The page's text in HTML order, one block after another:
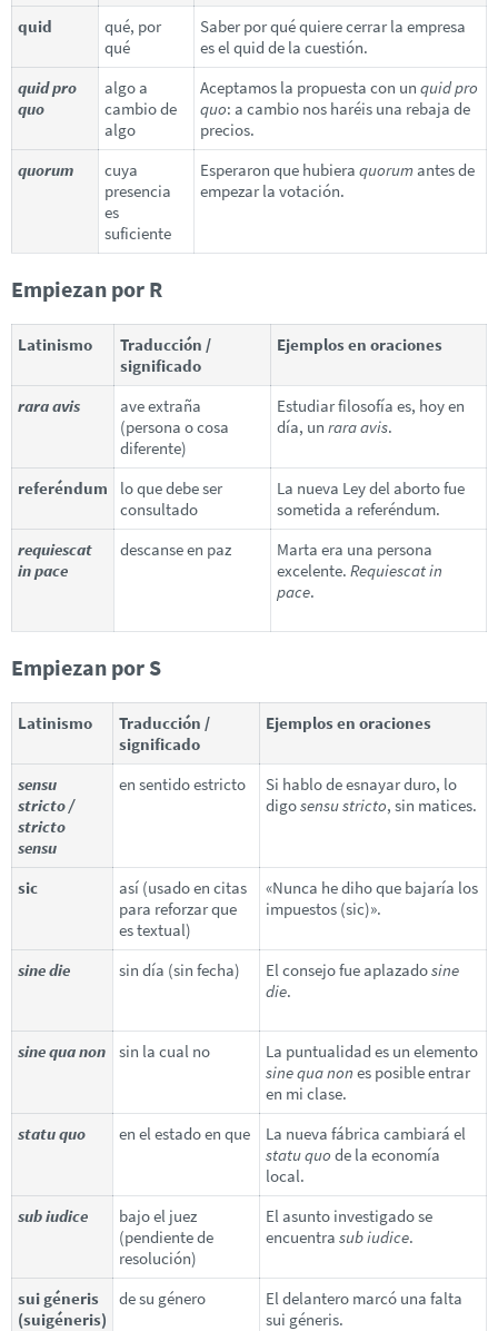
quid
qué, por
qué
Saber por qué quiere cerrar la empresa
es el quid de la cuestión.
quid pro
quo
algo a
cambio de
algo
Aceptamos la propuesta con un quid pro
quo: a cambio nos haréis una rebaja de
precios.
quorum
cuya
presencia
es
suficiente
Esperaron que hubiera quorumantes de
empezar la votación.
Empiezan por R
Latinismo
Traducción /
significado
Ejemplos en oraciones
rara avis
ave extraña
(persona o cosa
diferente)
Estudiar filosofía es, hoy en
día, un rara avis.
referéndum
lo que debe ser
consultado
La nueva Ley del aborto fue
sometida a referéndum.
requiescat
in pace
descanse en paz
Marta era una persona
excelente. Requiescat in
pace.
Empiezan por S
Latinismo
Traducción /
significado
Ejemplos en oraciones
sensu
stricto /
stricto
sensu
en sentido estricto
Si hablo de esnayar duro, lo
digosensu stricto, sin matices.
sic
así (usado en citas
para reforzar que
es textual)
«Nunca he diho que bajaría los
impuestos (sic)».
sine die sin día (sin fecha) El consejo fue aplazadosine
die.
sine qua non sin la cual no
La puntualidad es un elemento
sine qua non es posible entrar
en mi clase.
statu quo
en el estado en que
La nueva fábrica cambiará el
statu quo de la economía
local.
sub iudice
bajo el juez
(pendiente de
resolución)
El asunto investigado se
encuentra sub iudice.
sui géneris
(suigéneris)
de su género
El delantero marcó una falta
sui géneris.